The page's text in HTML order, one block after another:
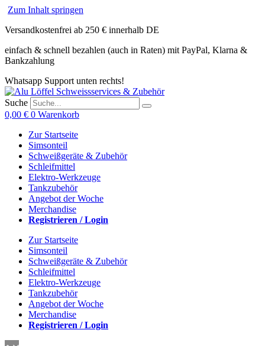
Zum Inhalt springen
Versandkostenfrei ab 250 € innerhalb DE
einfach & schnell bezahlen (auch in Raten) mit PayPal, Klarna &
Bankzahlung
Whatsapp Support unten rechts!
Suche
0,00 € 0 Warenkorb
Zur Startseite
Simsonteil
Schweißgeräte & Zubehör
Schleifmittel
Elektro-Werkzeuge
Tankzubehör
Angebot der Woche
Merchandise
Registrieren / Login
Zur Startseite
Simsonteil
Schweißgeräte & Zubehör
Schleifmittel
Elektro-Werkzeuge
Tankzubehör
Angebot der Woche
Merchandise
Registrieren / Login